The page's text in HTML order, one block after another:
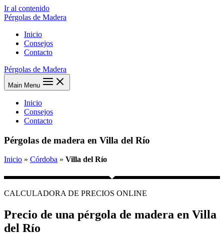
Ir al contenido
Pérgolas de Madera
Inicio
Consejos
Contacto
Pérgolas de Madera
Main Menu
Inicio
Consejos
Contacto
Pérgolas de madera en Villa del Río
Inicio » Córdoba » Villa del Río
CALCULADORA DE PRECIOS ONLINE
Precio de una pérgola de madera en Villa
del Río